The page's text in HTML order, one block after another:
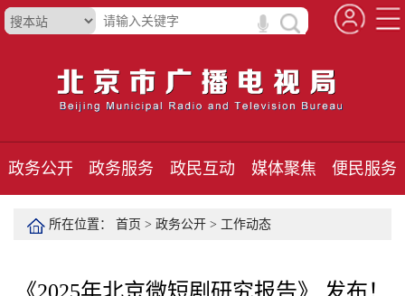
政务公开 政务服务 政民互动 媒体聚焦 便民服务
所在位置： 首页 > 政务公开 > 工作动态